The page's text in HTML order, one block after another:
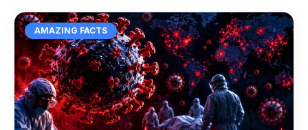
AMAZING FACTS